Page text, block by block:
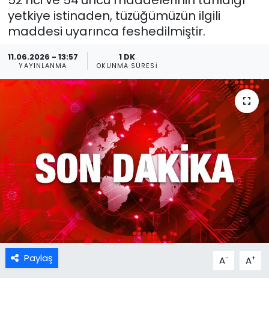
yetkiye istinaden, tüzüğümüzün ilgili
maddesi uyarınca feshedilmiştir.
11.06.2026 - 13:57
YAYINLANMA
1 DK
OKUNMA SÜRESI
Paylaş A- A+